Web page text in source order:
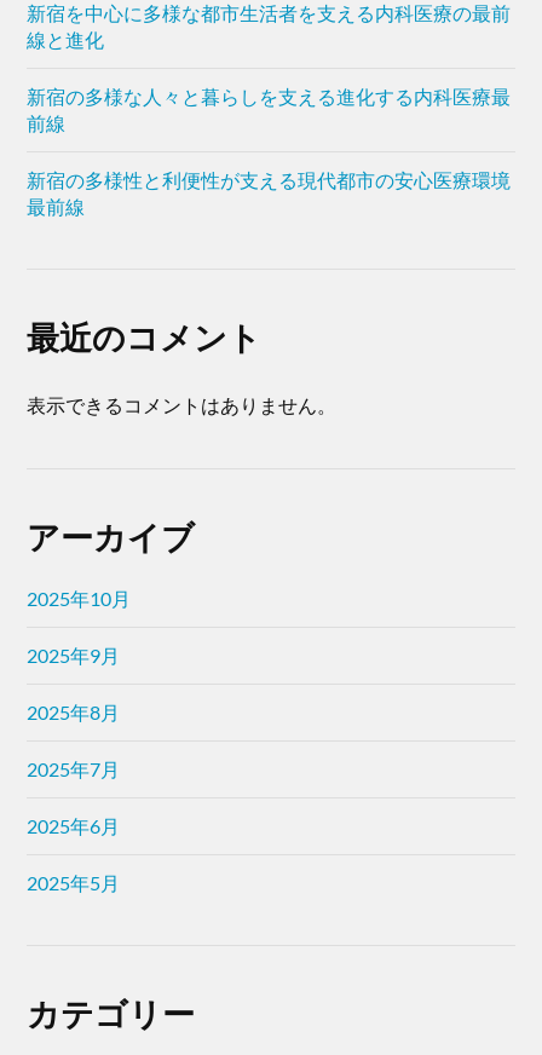
新宿を中心に多様な都市生活者を支える内科医療の最前
線と進化
新宿の多様な人々と暮らしを支える進化する内科医療最
前線
新宿の多様性と利便性が支える現代都市の安心医療環境
最前線
最近のコメント
表示できるコメントはありません。
アーカイブ
2025年10月
2025年9月
2025年8月
2025年7月
2025年6月
2025年5月
カテゴリー